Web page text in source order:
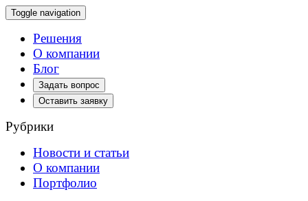
Toggle navigation
Решения
О компании
Блог
Задать вопрос
Оставить заявку
Рубрики
Новости и статьи
О компании
Портфолио